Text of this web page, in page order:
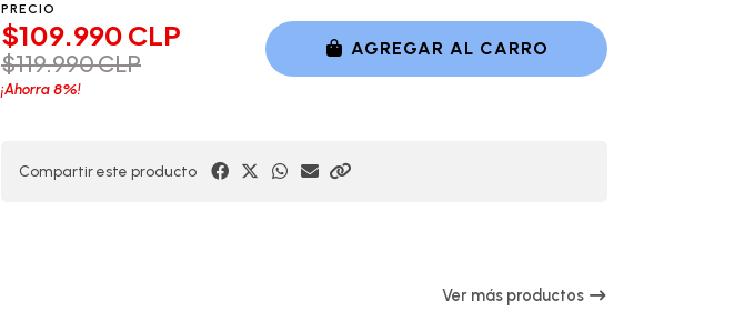
PRECIO
$109.990 CLP
$119.990 CLP
¡Ahorra8%!
AGREGAR AL CARRO
Compartir este producto
Ver más productos